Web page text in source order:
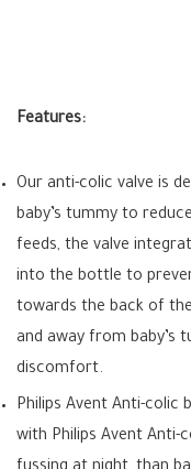
Features:
Our anti-colic valve is
baby’s tummy to
feeds, the valve
into the bottle to
towards the back of
and away from baby’s
discomfort.
Philips Avent Anti-colic
with Philips Avent Anti-